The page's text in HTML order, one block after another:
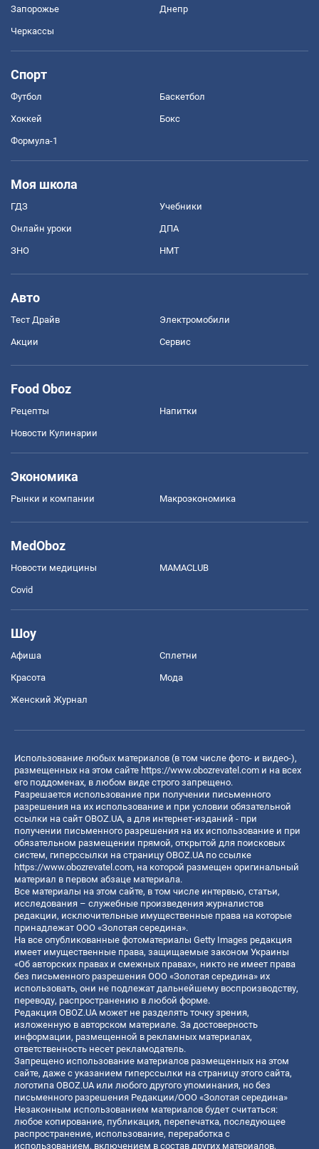
Запорожье Днепр
Черкассы
Спорт
Футбол Баскетбол
Хоккей Бокс
Формула-1
Моя школа
ГДЗ Учебники
Онлайн уроки ДПА
ЗНО НМТ
Авто
Тест Драйв Электромобили
Акции Сервис
Food Oboz
Рецепты Напитки
Новости Кулинарии
Экономика
Рынки и компании Mакроэкономика
MedOboz
Новости медицины MAMACLUB
Covid
Шоу
Афиша Сплетни
Красота Мода
Женский Журнал
Использование любых материалов (в том числе фото- и видео-),
размещенных на этом сайте https://www.obozrevatel.com и на всех
его поддоменах, в любом виде строго запрещено.
Разрешается использование при получении письменного
разрешения на их использование и при условии обязательной
ссылки на сайт OBOZ.UA, а для интернет-изданий - при
получении письменного разрешения на их использование и при
обязательном размещении прямой, открытой для поисковых
систем, гиперссылки на страницу OBOZ.UA по ссылке
https://www.obozrevatel.com, на которой размещен оригинальный
материал в первом абзаце материала.
Все материалы на этом сайте, в том числе интервью, статьи,
исследования – служебные произведения журналистов
редакции, исключительные имущественные права на которые
принадлежат ООО «Золотая середина».
На все опубликованные фотоматериалы Getty Images редакция
имеет имущественные права, защищаемые законом Украины
«Об авторских правах и смежных правах», никто не имеет права
без письменного разрешения ООО «Золотая середина» их
использовать, они не подлежат дальнейшему воспроизводству,
переводу, распространению в любой форме.
Редакция OBOZ.UA может не разделять точку зрения,
изложенную в авторском материале. За достоверность
информации, размещенной в рекламных материалах,
ответственность несет рекламодатель.
Запрещено использование материалов размещенных на этом
сайте, даже с указанием гиперссылки на страницу этого сайта,
логотипа OBOZ.UA или любого другого упоминания, но без
письменного разрешения Редакции/ООО «Золотая середина»
Незаконным использованием материалов будет считаться:
любое копирование, публикация, перепечатка, последующее
распространение, использование, переработка с
использованием, включением в состав других материалов,